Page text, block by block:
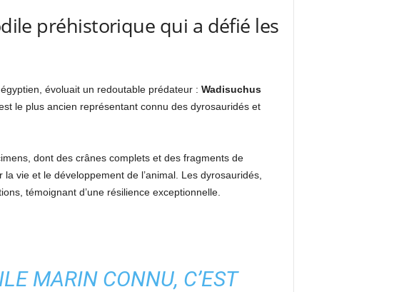
préhistorique qui a défié les
évoluait un redoutable prédateur : Wadisuchus
le plus ancien représentant connu des dyrosauridés et
dont des crânes complets et des fragments de
vie et le développement de l’animal. Les dyrosauridés,
témoignant d’une résilience exceptionnelle.
MARIN CONNU, C’EST